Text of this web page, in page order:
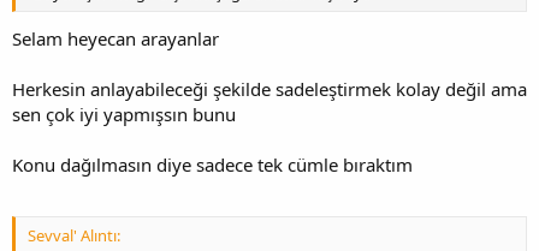
Selam heyecan arayanlar
Herkesin anlayabileceği şekilde sadeleştirmek kolay değil ama
sen çok iyi yapmışsın bunu
Konu dağılmasın diye sadece tek cümle bıraktım
Sevval' Alıntı: